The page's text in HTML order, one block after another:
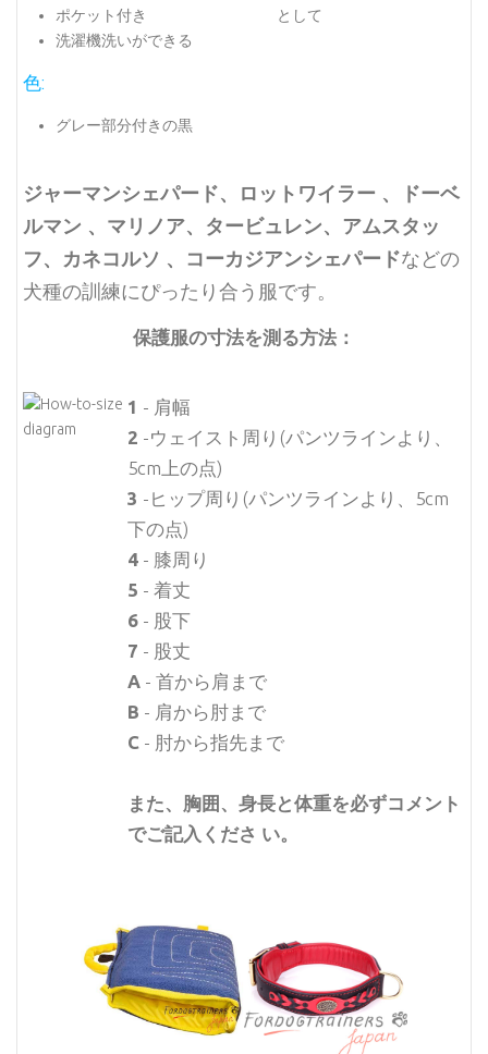
ポケット付き
洗濯機洗いができる
として
色:
グレー部分付きの黒
ジャーマンシェパード、ロットワイラー 、ドーベ
ルマン 、マリノア、タービュレン、アムスタッ
フ、カネコルソ 、コーカジアンシェパードなどの
犬種の訓練にぴったり合う服です。
保護服の寸法を測る方法：
1 - 肩幅
2 -ウェイスト周り(パンツラインより、
5cm上の点)
3 -ヒップ周り(パンツラインより、5cm
下の点)
4 - 膝周り
5 - 着丈
6 - 股下
7 - 股丈
A - 首から肩まで
B - 肩から肘まで
C - 肘から指先まで
また、胸囲、身長と体重を必ずコメント
でご記入くださ い。